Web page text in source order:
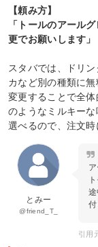
【頼み方】
「トールのアール
更でお願いします」
スタバでは、ドリ
カなど別の種類に
変更することで全
のようなミルキー
選べるので、注文時
とみー
@friend_T_